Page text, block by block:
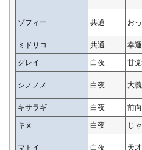
ゾフィー 共通 お
ミドリコ 共通 幸
グレイ 白夜 甘党
シノノメ 白夜 大
キサラギ 白夜 前
キヌ 白夜 じ
マトイ 白夜 天